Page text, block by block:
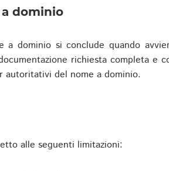
a dominio
a dominio si conclude quando
richiesta completa
del nome a dominio.
alle seguenti limitazioni: